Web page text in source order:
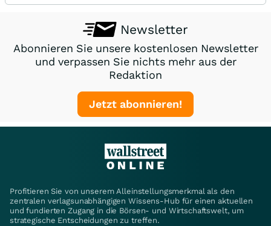
Newsletter
Abonnieren Sie unsere kostenlosen Newsletter
und verpassen Sie nichts mehr aus der
Redaktion
Jetzt abonnieren!
Profitieren Sie von unserem Alleinstellungsmerkmal als den
zentralen verlagsunabhängigen Wissens-Hub für einen aktuellen
und fundierten Zugang in die Börsen- und Wirtschaftswelt, um
strategische Entscheidungen zu treffen.